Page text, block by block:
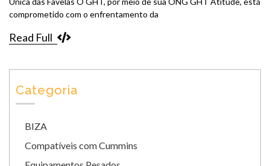
comprometido com o enfrentamento da
Read Full
Categoria
BIZA
Compatíveis com Cummins